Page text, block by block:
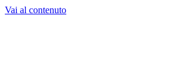
Vai al contenuto